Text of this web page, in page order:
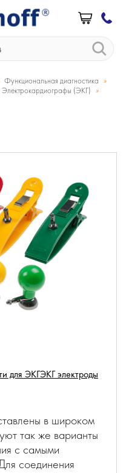
Функциональная диагностика »
Электрокардиографы (ЭКГ) »
для ЭКГЭКГ электроды
в широком
так же варианты
с самыми
соединения